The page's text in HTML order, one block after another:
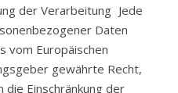
der Verarbeitung Jede
Daten
vom Europäischen
gewährte Recht,
Einschränkung der